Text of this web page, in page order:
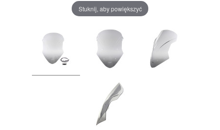
Stuknij, aby powiększyć